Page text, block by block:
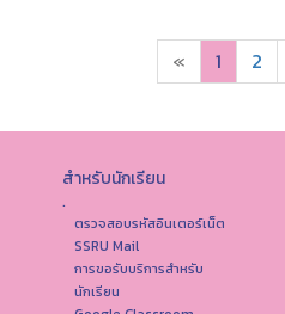
« 1 2
สำหรับนักเรียน
.
ตรวจสอบรหัสอินเตอร์เน็ต
SSRU Mail
การขอรับบริการสำหรับ
นักเรียน